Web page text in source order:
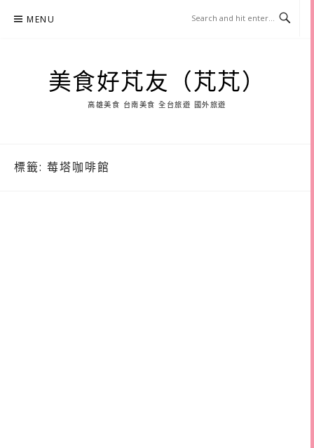
MENU
美食好芃友（芃芃）
高雄美食 台南美食 全台旅遊 國外旅遊
標籤: 莓塔咖啡館